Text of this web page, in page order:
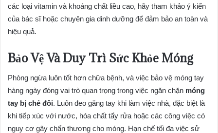
các loại vitamin và khoáng chất liều cao, hãy tham khảo ý kiến
của bác sĩ hoặc chuyên gia dinh dưỡng để đảm bảo an toàn và
hiệu quả.
Bảo Vệ Và Duy Trì Sức Khỏe Móng
Phòng ngừa luôn tốt hơn chữa bệnh, và việc bảo vệ móng tay
hàng ngày đóng vai trò quan trọng trong việc ngăn chặn móng
tay bị chẻ đôi. Luôn đeo găng tay khi làm việc nhà, đặc biệt là
khi tiếp xúc với nước, hóa chất tẩy rửa hoặc các công việc có
nguy cơ gây chấn thương cho móng. Hạn chế tối đa việc sử